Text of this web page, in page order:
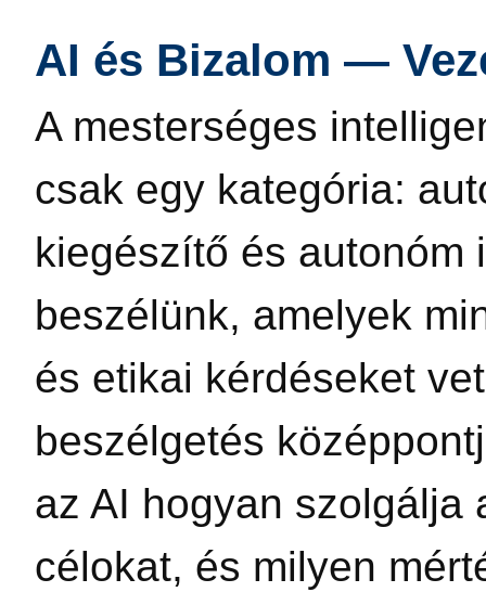
AI és Bizalom —
A mesterséges
csak egy kategória:
kiegészítő és autonóm
beszélünk, amelyek
és etikai kérdéseket
beszélgetés
az AI hogyan szolgálja
célokat, és milyen